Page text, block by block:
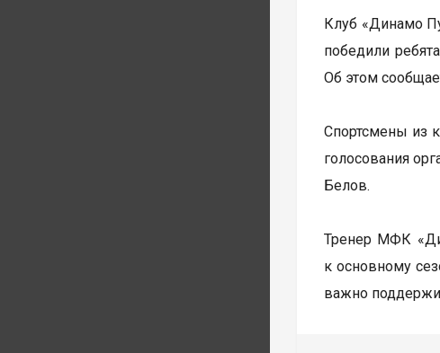
Клуб «Динамо
победили
Об этом
Спортсмены из
голосования
Белов.
Тренер МФК
к основному
важно